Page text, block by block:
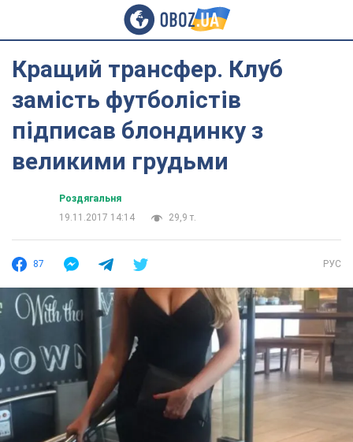
Кращий трансфер. Клуб
замість футболістів
підписав блондинку з
великими грудьми
Роздягальня
19.11.2017 14:14
29,9 т.
87 РУС